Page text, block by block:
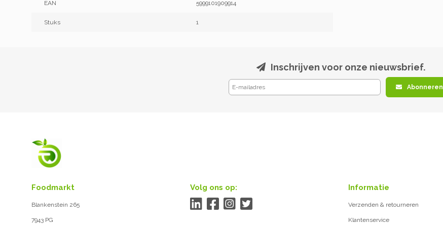
EAN 5999101909914
Stuks 1
Inschrijven voor onze nieuwsbrief.
Abonneren
Foodmarkt
Blankenstein 265
7943 PG
Volg ons op: Informatie
Verzenden & retourneren
Klantenservice